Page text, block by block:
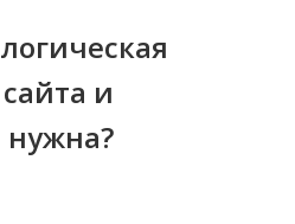
и
нужна?